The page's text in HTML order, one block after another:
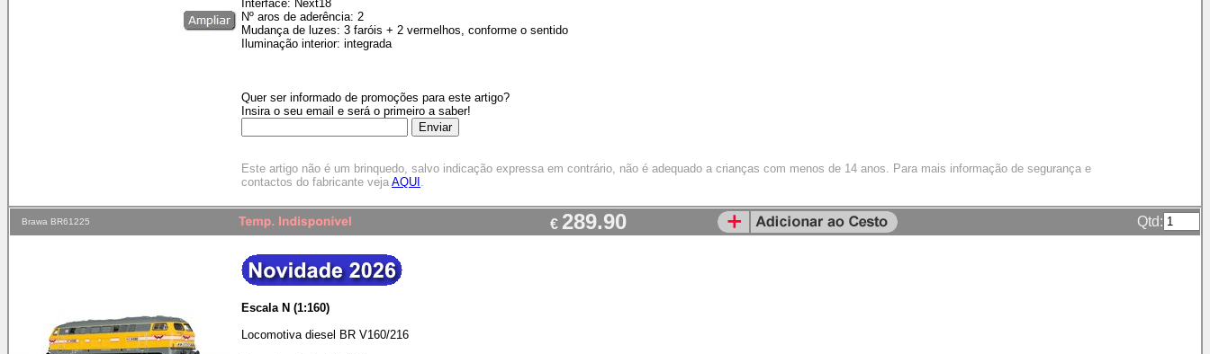
Interface: Next18
Nº aros de aderência: 2
Mudança de luzes: 3 faróis + 2 vermelhos, conforme o sentido
Iluminação interior: integrada
Quer ser informado de promoções para este artigo?
Insira o seu email e será o primeiro a saber!
Este artigo não é um brinquedo, salvo indicação expressa em contrário, não é adequado a crianças com menos de 14 anos. Para mais informação de segurança e
contactos do fabricante veja AQUI .
Brawa BR61225 € 289.90 Qtd:
Escala N (1:160)
Locomotiva diesel BR V160/216